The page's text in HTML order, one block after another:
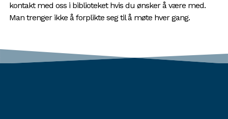
kontakt med oss i biblioteket hvis du ønsker å være med.
Man trenger ikke å forplikte seg til å møte hver gang.